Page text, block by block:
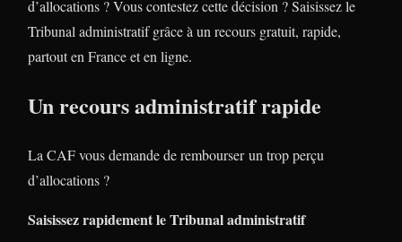
d’allocations ? Vous contestez cette décision ? Saisissez le
Tribunal administratif grâce à un recours gratuit, rapide,
partout en France et en ligne.
Un recours administratif rapide
La CAF vous demande de rembourser un trop perçu
d’allocations ?
Saisissez rapidement le Tribunal administratif